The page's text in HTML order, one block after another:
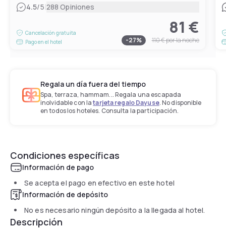
4.5/5|288 Opiniones
Cancelación gratuita
Pago en el hotel
81 €
-27% 110 €por la noche
Regala un día fuera del tiempo
Spa, terraza, hammam... Regala una escapada
inolvidable con latarjeta regalo Dayuse. No disponible
en todos los hoteles. Consulta la participación.
Condiciones específicas
Información de pago
Se acepta el pago en efectivo en este hotel
Información de depósito
No es necesario ningún depósito a la llegada al hotel.
Descripción